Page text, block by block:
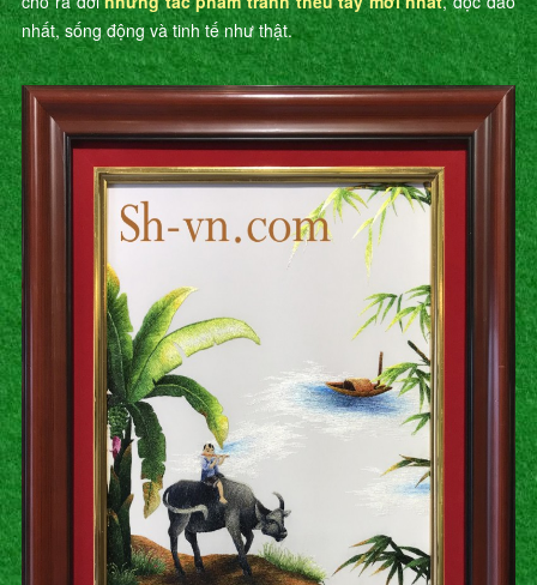
nhất, sống động và tinh tế như thật.